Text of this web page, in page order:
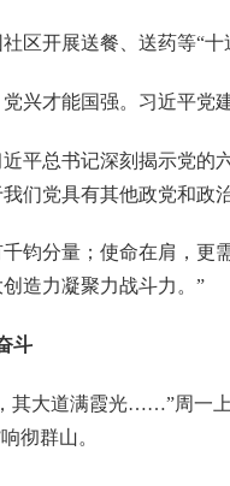
区开展送餐、送药等“
兴才能国强。习近平党
平总书记深刻揭示党的
们党具有其他政党和政
钧分量；使命在肩，更
造力凝聚力战斗力。”
斗
其大道满霞光……”周一
彻群山。